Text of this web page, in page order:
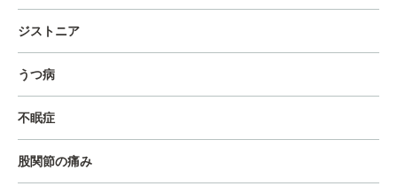
ジストニア
うつ病
不眠症
股関節の痛み